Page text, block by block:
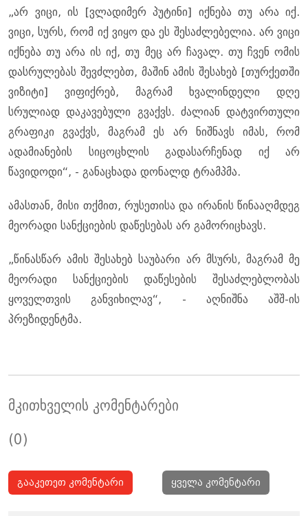
„არ ვიცი, ის [ვლადიმერ პუტინი] იქნება თუ არა იქ.
ვიცი, სურს, რომ იქ ვიყო და ეს შესაძლებელია. არ ვიცი
იქნება თუ არა ის იქ, თუ მეც არ ჩავალ. თუ ჩვენ ომის
დასრულებას შევძლებთ, მაშინ ამის შესახებ [თურქეთში
ვიზიტი] ვიფიქრებ, მაგრამ ხვალინდელი დღე
სრულიად დაკავებული გვაქვს. ძალიან დატვირთული
გრაფიკი გვაქვს, მაგრამ ეს არ ნიშნავს იმას, რომ
ადამიანების სიცოცხლის გადასარჩენად იქ არ
წავიდოდი“, - განაცხადა დონალდ ტრამპმა.
ამასთან, მისი თქმით, რუსეთისა და ირანის წინააღმდეგ
მეორადი სანქციების დაწესებას არ გამორიცხავს.
„წინასწარ ამის შესახებ საუბარი არ მსურს, მაგრამ მე
მეორადი სანქციების დაწესების შესაძლებლობას
ყოველთვის განვიხილავ“, - აღნიშნა აშშ-ის
პრეზიდენტმა.
მკითხველის კომენტარები
(0)
გააკეთეთ კომენტარი ყველა კომენტარი